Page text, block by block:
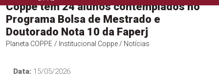
COPPE – UFRJ
Coppe tem 24 alunos contemplados no
Programa Bolsa de Mestrado e
Doutorado Nota 10 da Faperj
Planeta COPPE / Institucional Coppe / Notícias
Data: 15/05/2026